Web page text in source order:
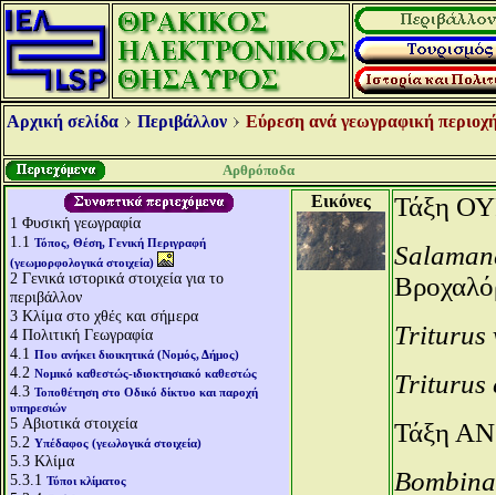
Αρχική σελίδα Περιβάλλον Εύρεση ανά γεωγραφική
Αρθρόποδα
1 Φυσική γεωγραφία
1.1 Τόπος, Θέση, Γενική Περιγραφή
(γεωμορφολογικά στοιχεία)
2 Γενικά ιστορικά στοιχεία για το
περιβάλλον
3 Κλίμα στο χθές και σήμερα
4 Πολιτική Γεωγραφία
4.1 Που ανήκει διοικητικά (Νομός, Δήμος)
4.2 Νομικό καθεστώς-ιδιοκτησιακό καθεστώς
4.3 Τοποθέτηση στο Οδικό δίκτυο και παροχή
υπηρεσιών
5 Αβιοτικά στοιχεία
5.2 Υπέδαφος (γεωλογικά στοιχεία)
5.3 Κλίμα
5.3.1 Τύποι κλίματος
Εικόνες
Τάξη
Triturus
Τάξη